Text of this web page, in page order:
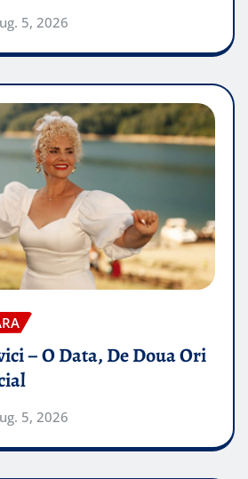
5, 2026
– O Data, De Doua Ori
5, 2026